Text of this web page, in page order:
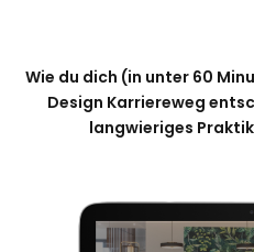
Wie du dich (in unter 60
Design Karriereweg
langwieriges